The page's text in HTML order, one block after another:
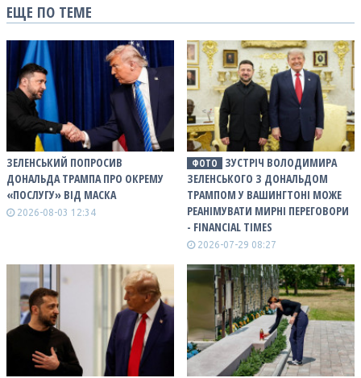
ЕЩЕ ПО ТЕМЕ
ЗЕЛЕНСЬКИЙ ПОПРОСИВ
ДОНАЛЬДА ТРАМПА ПРО ОКРЕМУ
«ПОСЛУГУ» ВІД МАСКА
2026-08-03 12:34
ФОТО
ЗУСТРІЧ ВОЛОДИМИРА
ЗЕЛЕНСЬКОГО З ДОНАЛЬДОМ
ТРАМПОМ У ВАШИНГТОНІ МОЖЕ
РЕАНІМУВАТИ МИРНІ ПЕРЕГОВОРИ
- FINANCIAL TIMES
2026-07-29 08:27